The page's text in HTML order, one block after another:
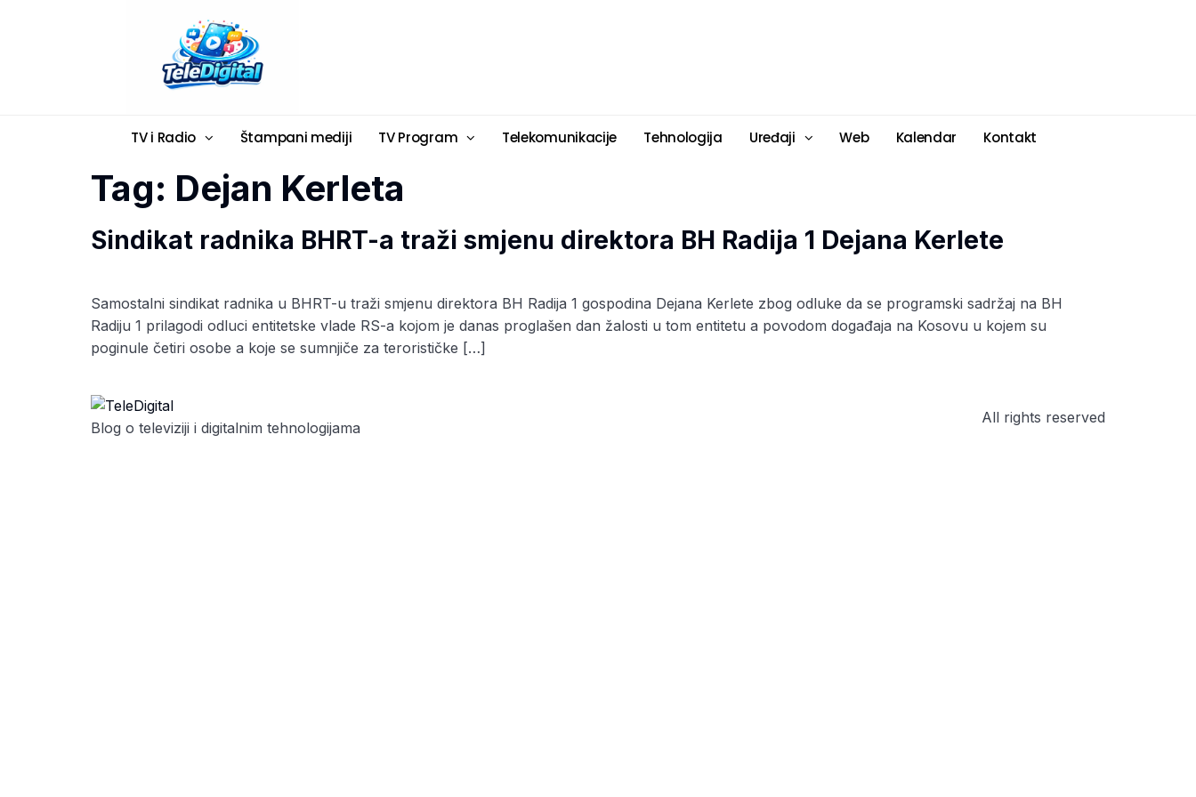
TV i Radio Štampani mediji TV Program Telekomunikacije Tehnologija Uređaji Web Kalendar Kontakt
Tag: Dejan Kerleta
Sindikat radnika BHRT-a traži smjenu direktora BH Radija 1 Dejana Kerlete
Samostalni sindikat radnika u BHRT-u traži smjenu direktora BH Radija 1 gospodina Dejana Kerlete zbog odluke da se programski sadržaj na BH
Radiju 1 prilagodi odluci entitetske vlade RS-a kojom je danas proglašen dan žalosti u tom entitetu a povodom događaja na Kosovu u kojem su
poginule četiri osobe a koje se sumnjiče za terorističke […]
Blog o televiziji i digitalnim tehnologijama
All rights reserved